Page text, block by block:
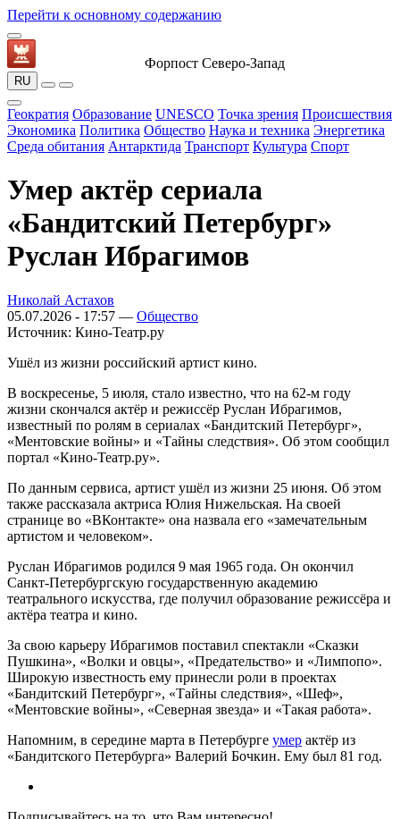
Перейти к основному содержанию
Форпост Северо-Запад
RU
Геократия Образование UNESCO Точка зрения Происшествия
Экономика Политика Общество Наука и техника Энергетика
Среда обитания Антарктида Транспорт Культура Спорт
Умер актёр сериала
«Бандитский Петербург»
Руслан Ибрагимов
Николай Астахов
05.07.2026 - 17:57 — Общество
Источник: Кино-Театр.ру
Ушёл из жизни российский артист кино.
В воскресенье, 5 июля, стало известно, что на 62-м году
жизни скончался актёр и режиссёр Руслан Ибрагимов,
известный по ролям в сериалах «Бандитский Петербург»,
«Ментовские войны» и «Тайны следствия». Об этом сообщил
портал «Кино-Театр.ру».
По данным сервиса, артист ушёл из жизни 25 июня. Об этом
также рассказала актриса Юлия Нижельская. На своей
странице во «ВКонтакте» она назвала его «замечательным
артистом и человеком».
Руслан Ибрагимов родился 9 мая 1965 года. Он окончил
Санкт-Петербургскую государственную академию
театрального искусства, где получил образование режиссёра и
актёра театра и кино.
За свою карьеру Ибрагимов поставил спектакли «Сказки
Пушкина», «Волки и овцы», «Предательство» и «Лимпопо».
Широкую известность ему принесли роли в проектах
«Бандитский Петербург», «Тайны следствия», «Шеф»,
«Ментовские войны», «Северная звезда» и «Такая работа».
Напомним, в середине марта в Петербурге умер актёр из
«Бандитского Петербурга» Валерий Бочкин. Ему был 81 год.